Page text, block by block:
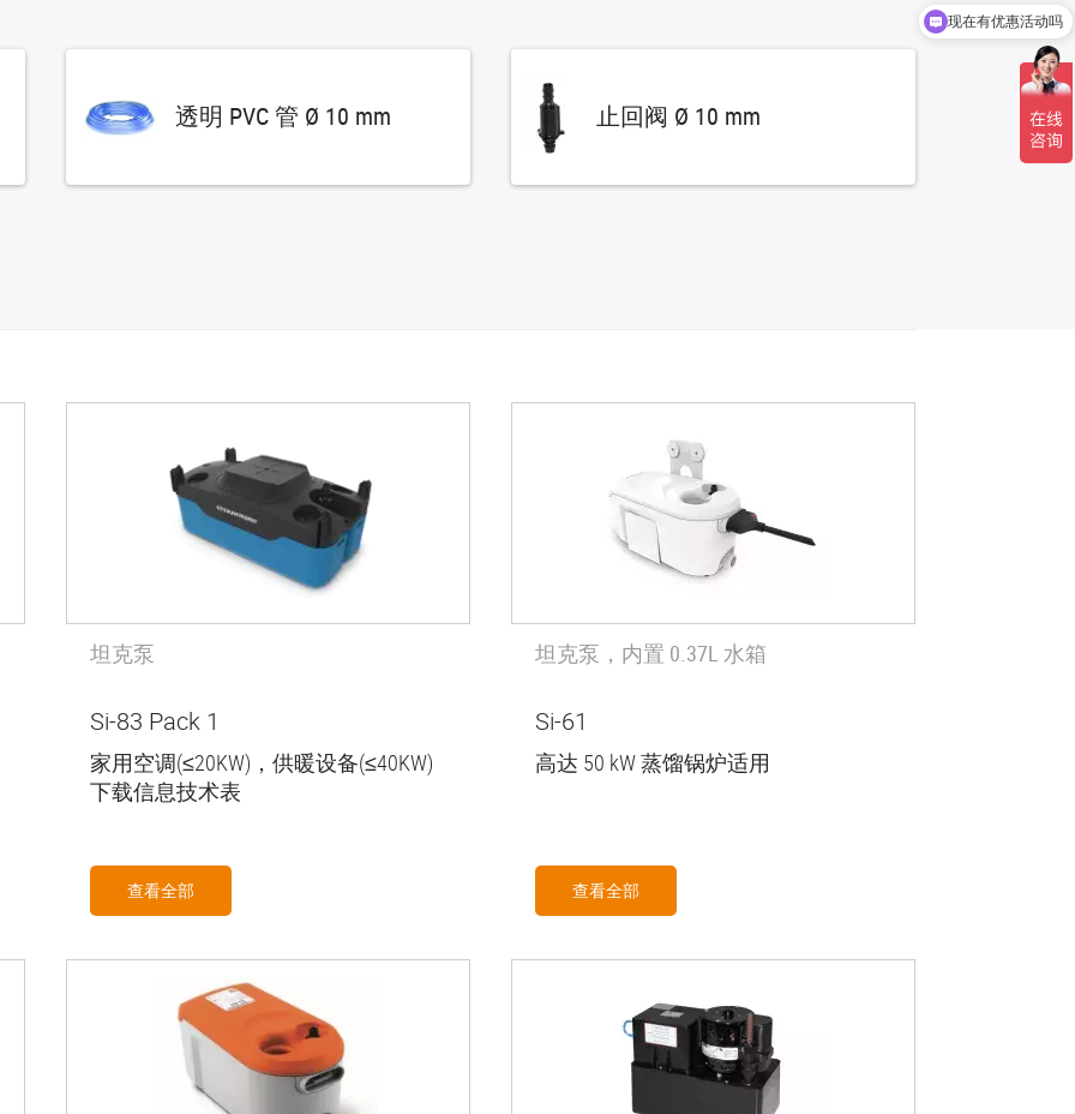
透明 PVC 管 Ø 10 mm 止回阀 Ø 10 mm
坦克泵
Si-83 Pack 1
家用空调(≤20KW)，供暖设备(≤40KW)
下载信息技术表
查看全部
坦克泵，内置 0.37L 水箱
Si-61
高达 50 kW 蒸馏锅炉适用
查看全部
现在有优惠活动吗